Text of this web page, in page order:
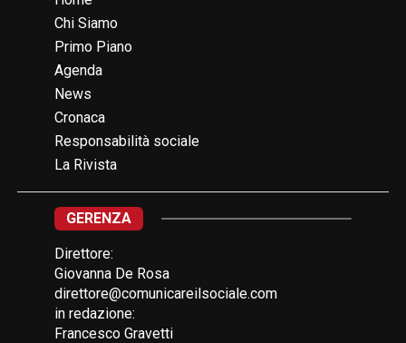
Chi Siamo
Primo Piano
Agenda
News
Cronaca
Responsabilità sociale
La Rivista
GERENZA
Direttore:
Giovanna De Rosa
direttore@comunicareilsociale.com
in redazione:
Francesco Gravetti